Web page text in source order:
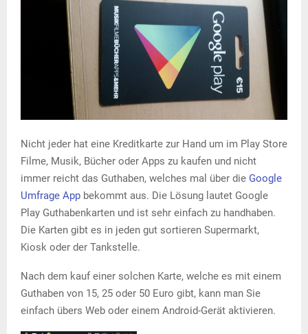
Nicht jeder hat eine Kreditkarte zur Hand um im Play Store
Filme, Musik, Bücher oder Apps zu kaufen und nicht
immer reicht das Guthaben, welches mal über die Google
Umfrage App bekommt aus. Die Lösung lautet Google
Play Guthabenkarten und ist sehr einfach zu handhaben.
Die Karten gibt es in jeden gut sortieren Supermarkt,
Kiosk oder der Tankstelle.
Nach dem kauf einer solchen Karte, welche es mit einem
Guthaben von 15, 25 oder 50 Euro gibt, kann man Sie
einfach übers Web oder einem Android-Gerät aktivieren.